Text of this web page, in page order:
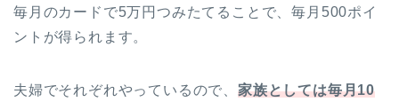
毎月のカードで5万円つみたてることで、毎月500ポイ
ントが得られます。
夫婦でそれぞれやっているので、 家族としては毎月10